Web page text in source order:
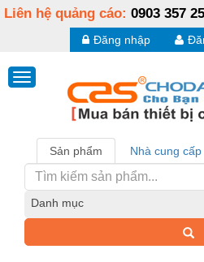
Liên hệ quảng cáo: 0903 357
Đăng nhập
Sản phẩm Nhà cung cấp
Danh mục